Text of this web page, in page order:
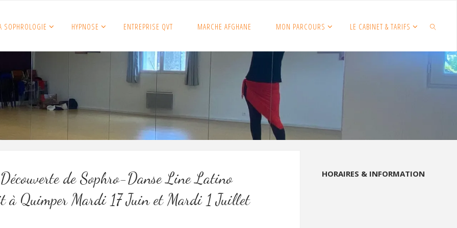
SOPHROLOGIE HYPNOSE ENTREPRISE QVT MARCHE AFGHANE MON PARCOURS LE CABINET & TARIFS
SEARCH
de Sophro-Danse Line Latino
à Quimper Mardi 17 Juin et Mardi 1 Juillet
HORAIRES & INFORMATION